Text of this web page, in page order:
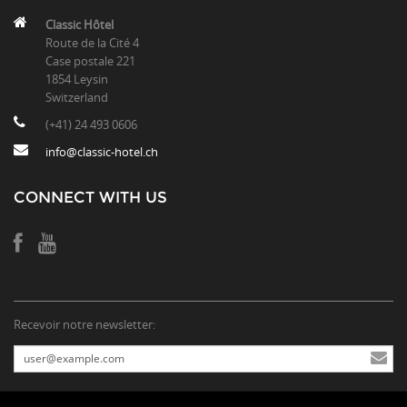
Classic Hôtel
Route de la Cité 4
Case postale 221
1854 Leysin
Switzerland
(+41) 24 493 0606
info@classic-hotel.ch
CONNECT WITH US
Recevoir notre newsletter: